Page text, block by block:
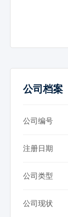
公司档案
公司编号
注册日期
公司类型
公司现状